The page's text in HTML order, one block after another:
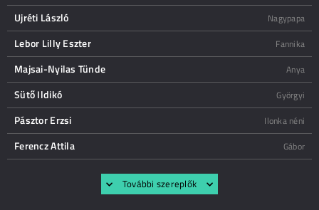
Ujréti László Nagypapa
Lebor Lilly Eszter Fannika
Majsai-Nyilas Tünde Anya
Sütő Ildikó Györgyi
Pásztor Erzsi Ilonka néni
Ferencz Attila Gábor
További szereplők